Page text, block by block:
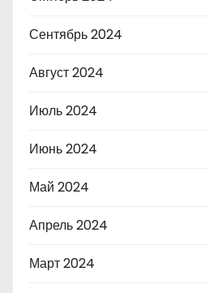
Сентябрь 2024
Август 2024
Июль 2024
Июнь 2024
Май 2024
Апрель 2024
Март 2024